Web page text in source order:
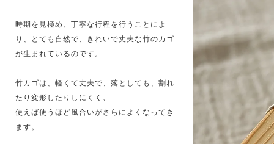
時期を見極め、丁寧な行程を行うことによ
り、とても自然で、きれいで丈夫な竹のカゴ
が生まれているのです。
竹カゴは、軽くて丈夫で、落としても、割れ
たり変形したりしにくく、
使えば使うほど風合いがさらによくなってき
ます。